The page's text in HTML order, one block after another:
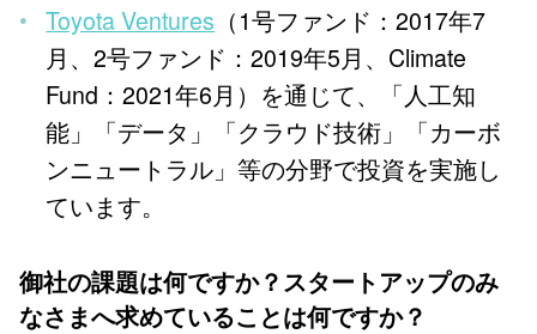
Toyota Ventures （1号ファンド：2017年7
月、2号ファンド：2019年5月、Climate
Fund：2021年6月）を通じて、「人工知
能」「データ」「クラウド技術」「カーボ
ンニュートラル」等の分野で投資を実施し
ています。
御社の課題は何ですか？スタートアップのみ
なさまへ求めていることは何ですか？